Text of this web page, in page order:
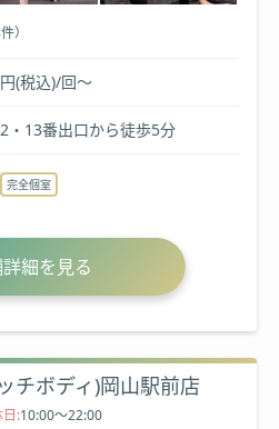
）
(税込)/回～
・13番出口から徒歩5分
完全個室
細を見る
チボディ)岡山駅前店
日:10:00〜22:00